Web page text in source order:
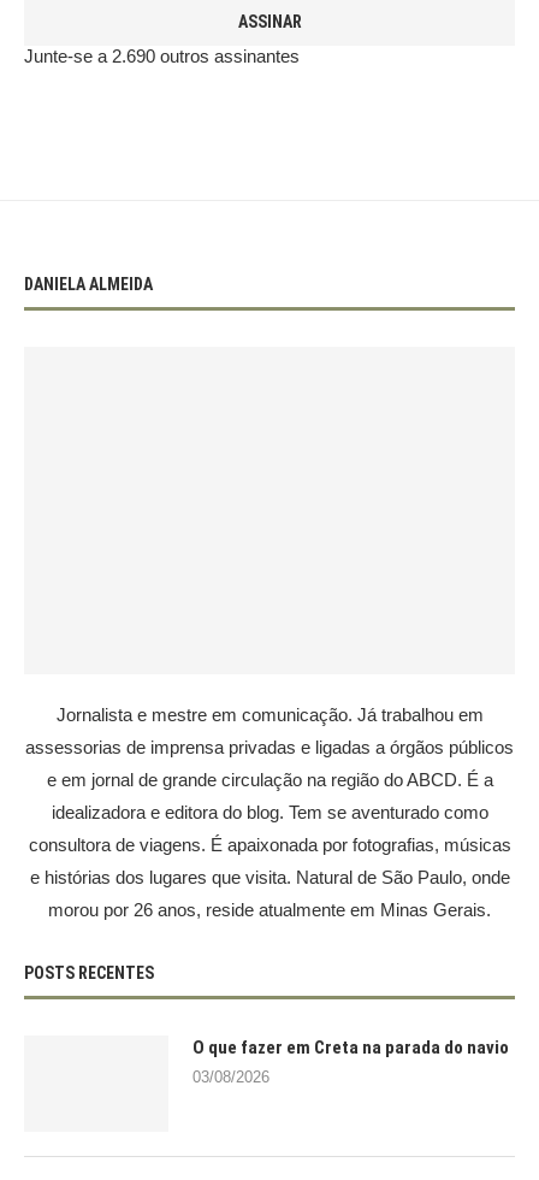
ASSINAR
Junte-se a 2.690 outros assinantes
DANIELA ALMEIDA
Jornalista e mestre em comunicação. Já trabalhou em
assessorias de imprensa privadas e ligadas a órgãos públicos
e em jornal de grande circulação na região do ABCD. É a
idealizadora e editora do blog. Tem se aventurado como
consultora de viagens. É apaixonada por fotografias, músicas
e histórias dos lugares que visita. Natural de São Paulo, onde
morou por 26 anos, reside atualmente em Minas Gerais.
POSTS RECENTES
O que fazer em Creta na parada do navio
03/08/2026